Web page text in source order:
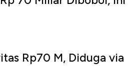
Rp70 M, Diduga via